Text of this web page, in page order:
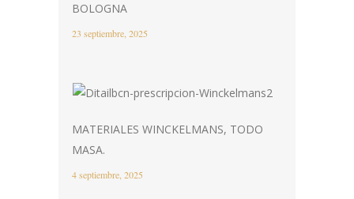
BOLOGNA
23 septiembre, 2025
MATERIALES WINCKELMANS, TODO
MASA.
4 septiembre, 2025